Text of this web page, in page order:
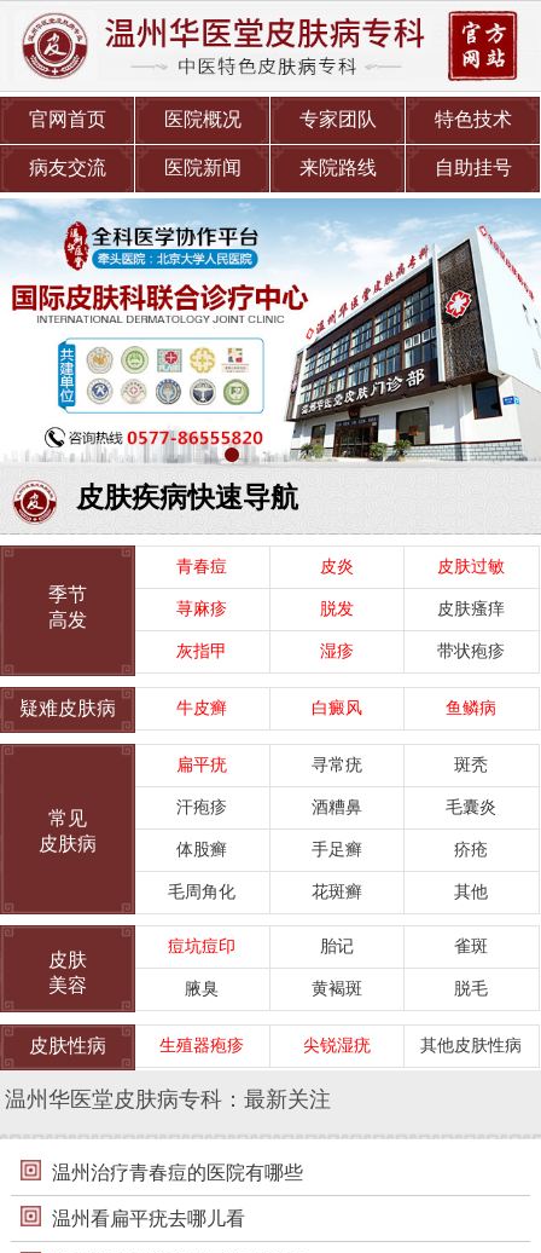
官网首页 医院概况 专家团队 特色技术
病友交流 医院新闻 来院路线 自助挂号
皮肤疾病快速导航
季节
高发
青春痘 皮炎 皮肤过敏
荨麻疹 脱发 皮肤瘙痒
灰指甲 湿疹 带状疱疹
疑难皮肤病 牛皮癣 白癜风 鱼鳞病
常见
皮肤病
扁平疣 寻常疣 斑秃
汗疱疹 酒糟鼻 毛囊炎
体股癣 手足癣 疥疮
毛周角化 花斑癣 其他
皮肤
美容
痘坑痘印 胎记 雀斑
腋臭 黄褐斑 脱毛
皮肤性病 生殖器疱疹 尖锐湿疣 其他皮肤性病
温州华医堂皮肤病专科：最新关注
温州治疗青春痘的医院有哪些
温州看扁平疣去哪儿看